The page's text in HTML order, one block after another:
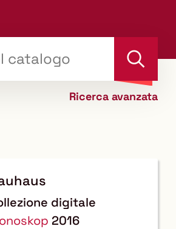
Cerca
Ricerca avanzata
digitale
2016